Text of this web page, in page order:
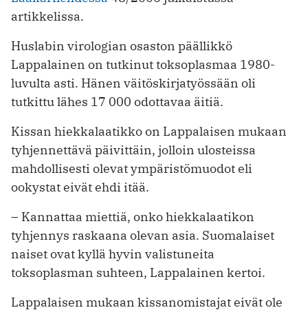
artikkelissa.
Huslabin virologian osaston päällikkö
Lappalainen on tutkinut toksoplasmaa 1980-
luvulta asti. Hänen väitöskirjatyössään oli
tutkittu lähes 17 000 odottavaa äitiä.
Kissan hiekkalaatikko on Lappalaisen mukaan
tyhjennettävä päivittäin, jolloin ulosteissa
mahdollisesti olevat ympäristömuodot eli
ookystat eivät ehdi itää.
– Kannattaa miettiä, onko hiekkalaatikon
tyhjennys raskaana olevan asia. Suomalaiset
naiset ovat kyllä hyvin valistuneita
toksoplasman suhteen, Lappalainen kertoi.
Lappalaisen mukaan kissanomistajat eivät ole